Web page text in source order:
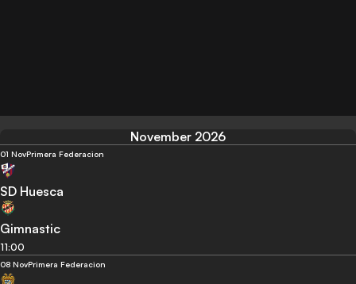
November 2026
01 NovPrimera Federacion
SD Huesca
Gimnastic
11:00
08 NovPrimera Federacion